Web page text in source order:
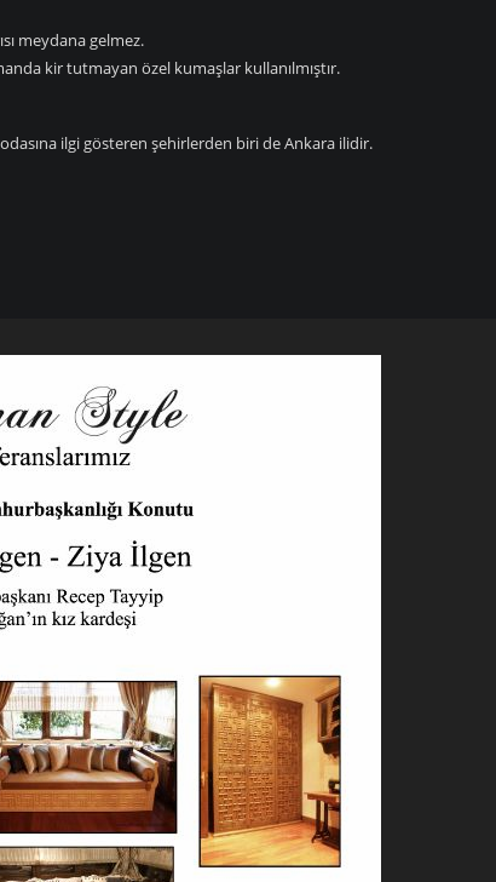
meydana gelmez.
kir tutmayan özel kumaşlar kullanılmıştır.
ilgi gösteren şehirlerden biri de Ankara ilidir.